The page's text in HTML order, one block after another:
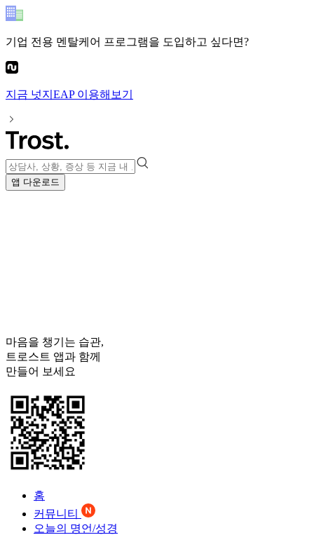
기업 전용 멘탈케어 프로그램을 도입하고 싶다면?
지금 넛지EAP이용해보기
앱 다운로드
마음을 챙기는 습관,
트로스트 앱과 함께
만들어 보세요
홈
커뮤니티
오늘의 명언/성경